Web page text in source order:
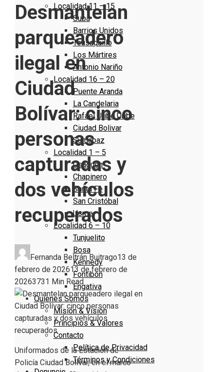
Localidad 11 – 15
Suba
Barrios Unidos
Teusaquillo
Los Mártires
Antonio Nariño
Localidad 16 – 20
Puente Aranda
La Candelaria
Rafael Uribe Uribe
Ciudad Bolivar
Sumapaz
Localidad 1 – 5
Usaquen
Chapinero
Santa Fe
San Cristóbal
Usme
Localidad 6 – 10
Tunjuelito
Bosa
Kennedy
Fontibón
Engativa
Quienes Somos
Misión & Visión
Principios & Valores
Contacto
Política de Privacidad
Términos y Condiciones
Desmantelan
parqueadero
ilegal en
Ciudad
Bolívar: cinco
personas
capturadas y
dos vehículos
recuperados
Fernanda Beltrán Buitrago13 de
febrero de 202613 de febrero de
20263731 Min Read
Uniformados de la Estación de
Policía Ciudad Bolívar, en el marco